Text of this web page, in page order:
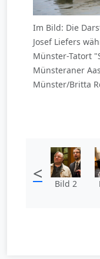
Im Bild: Die
Josef Liefers
Münster-Tatort
Münsteraner
Münster/Britta
< Bild 2